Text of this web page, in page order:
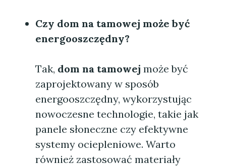
Czy dom na tamowej może być
energooszczędny?
Tak, dom na tamowej może być
zaprojektowany w sposób
energooszczędny, wykorzystując
nowoczesne technologie, takie jak
panele słoneczne czy efektywne
systemy ociepleniowe. Warto
również zastosować materiały